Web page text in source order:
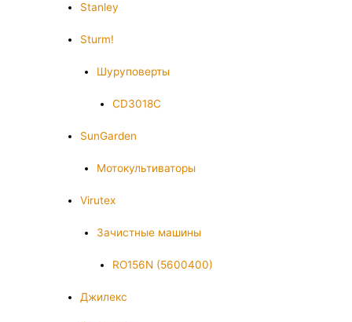
Stanley
Sturm!
Шуруповерты
CD3018C
SunGarden
Мотокультиваторы
Virutex
Зачистные машины
RO156N (5600400)
Джилекс